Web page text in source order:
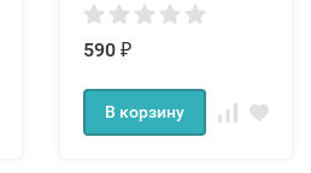
500 граммовые
590 ₽
В корзину